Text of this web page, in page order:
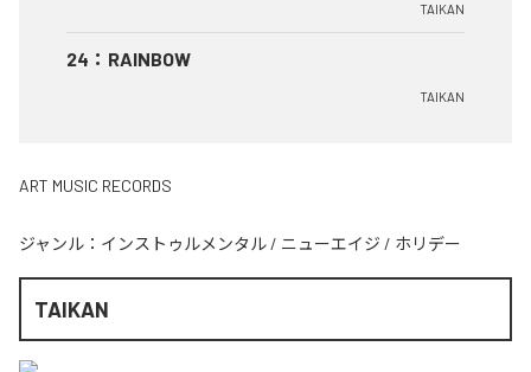
TAIKAN
24 ： RAINBOW
TAIKAN
ART MUSIC RECORDS
ジャンル： インストゥルメンタル / ニューエイジ / ホリデー
TAIKAN